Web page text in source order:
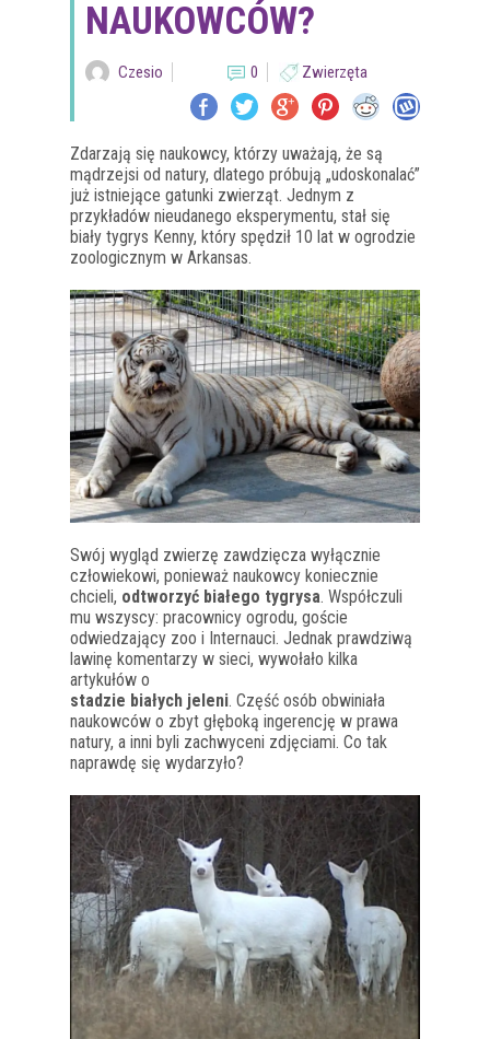
NAUKOWCÓW?
Czesio 0 Zwierzęta
Zdarzają się naukowcy, którzy uważają, że są
mądrzejsi od natury, dlatego próbują „udoskonalać”
już istniejące gatunki zwierząt. Jednym z
przykładów nieudanego eksperymentu, stał się
biały tygrys Kenny, który spędził 10 lat w ogrodzie
zoologicznym w Arkansas.
Swój wygląd zwierzę zawdzięcza wyłącznie
człowiekowi, ponieważ naukowcy koniecznie
chcieli, odtworzyć białego tygrysa. Współczuli
mu wszyscy: pracownicy ogrodu, goście
odwiedzający zoo i Internauci. Jednak prawdziwą
lawinę komentarzy w sieci, wywołało kilka
artykułów o
stadzie białych jeleni. Część osób obwiniała
naukowców o zbyt głęboką ingerencję w prawa
natury, a inni byli zachwyceni zdjęciami. Co tak
naprawdę się wydarzyło?